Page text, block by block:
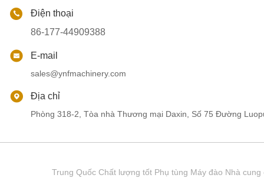
Điện thoại
86-177-44909388
E-mail
sales@ynfmachinery.com
Địa chỉ
Phòng 318-2, Tòa nhà Thương mại Daxin, Số 75 Đường
Trung Quốc Chất lượng tốt Phụ tùng Máy đào Nhà